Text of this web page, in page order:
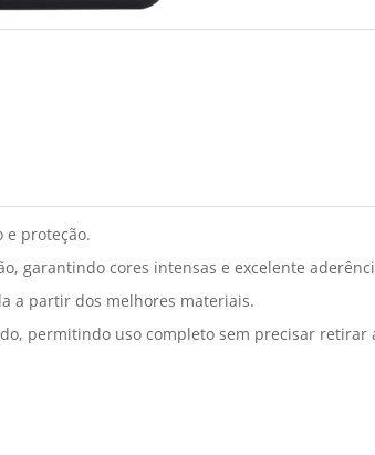
e proteção.
garantindo cores intensas e excelente
a partir dos melhores materiais.
permitindo uso completo sem precisar retirar